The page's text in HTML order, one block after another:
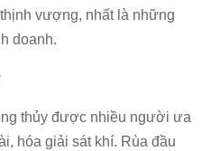
vượng, nhất là những
doanh.
thủy được nhiều người ưa
hóa giải sát khí. Rùa đầu